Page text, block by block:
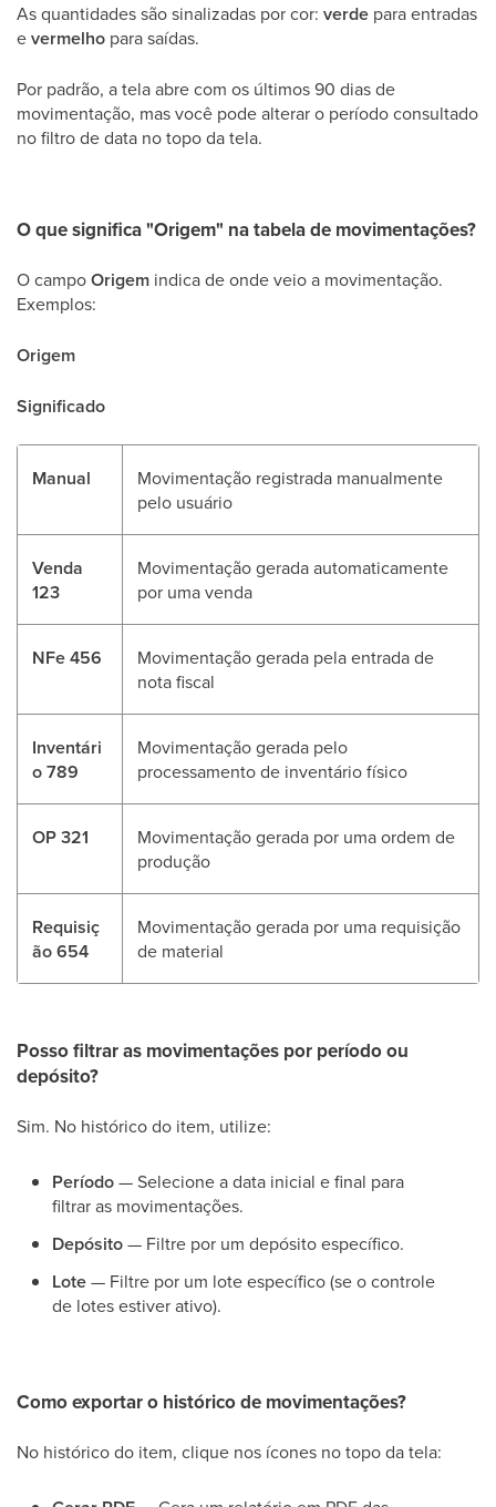
As quantidades são sinalizadas por cor: verde para entradas
evermelho para saídas.
Por padrão, a tela abre com os últimos 90 dias de
movimentação, mas você pode alterar o período consultado
no filtro de data no topo da tela.
O que significa "Origem" na tabela de movimentações?
O campoOrigem indica de onde veio a movimentação.
Exemplos:
Origem
Significado
Manual
Movimentação registrada manualmente
pelo usuário
Venda
123
Movimentação gerada automaticamente
por uma venda
NFe 456
Movimentação gerada pela entrada de
nota fiscal
Inventári
o 789
Movimentação gerada pelo
processamento de inventário físico
OP 321
Movimentação gerada por uma ordem de
produção
Requisiç
ão 654
Movimentação gerada por uma requisição
de material
Posso filtrar as movimentações por período ou
depósito?
Sim. No histórico do item, utilize:
Período— Selecione a data inicial e final para
filtrar as movimentações.
Depósito— Filtre por um depósito específico.
Lote— Filtre por um lote específico (se o controle
de lotes estiver ativo).
Como exportar o histórico de movimentações?
No histórico do item, clique nos ícones no topo da tela: